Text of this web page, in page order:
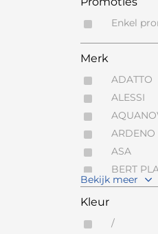
Enkel
Merk
ADATTO
ALESSI
ARDENO
ASA
BERT
BOLSIUS
BREE'S
Bekijk meer
Kleur
/